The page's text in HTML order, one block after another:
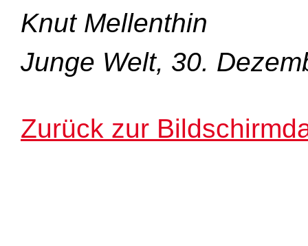
Knut Mellenthin
Junge Welt, 30.
Zurück zur